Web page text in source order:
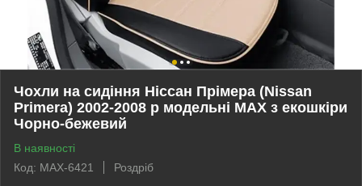
Чохли на сидіння Ніссан Прімера (Nissan
Primera) 2002-2008 р модельні MAX з екошкіри
Чорно-бежевий
В наявності
Код: MAX-6421
Роздріб